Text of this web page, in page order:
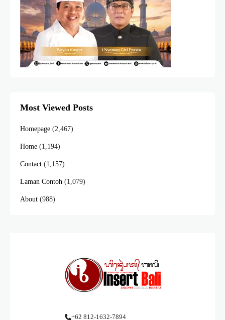
Most Viewed Posts
Homepage (2,467)
Home (1,194)
Contact (1,157)
Laman Contoh (1,079)
About (988)
+62 812-1632-7894